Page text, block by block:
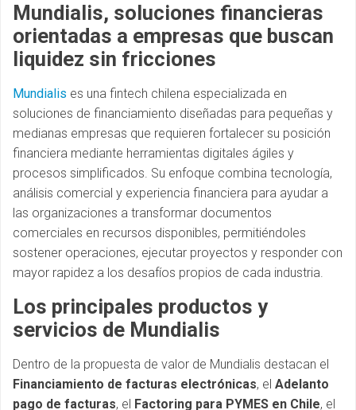
Mundialis, soluciones financieras
orientadas a empresas que buscan
liquidez sin fricciones
Mundialis es una fintech chilena especializada en
soluciones de financiamiento diseñadas para pequeñas y
medianas empresas que requieren fortalecer su posición
financiera mediante herramientas digitales ágiles y
procesos simplificados. Su enfoque combina tecnología,
análisis comercial y experiencia financiera para ayudar a
las organizaciones a transformar documentos
comerciales en recursos disponibles, permitiéndoles
sostener operaciones, ejecutar proyectos y responder con
mayor rapidez a los desafíos propios de cada industria.
Los principales productos y
servicios de Mundialis
Dentro de la propuesta de valor de Mundialis destacan el
Financiamiento de facturas electrónicas, el Adelanto
pago de facturas, el Factoring para PYMES en Chile, el